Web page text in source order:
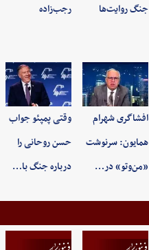
جنگ روایت‌ها
رجب‌زاده
افشاگری شهرام
همایون: سرنوشت
«من‌وتو» در…
وقتی پمپئو جواب
حسن روحانی را
درباره جنگ با…